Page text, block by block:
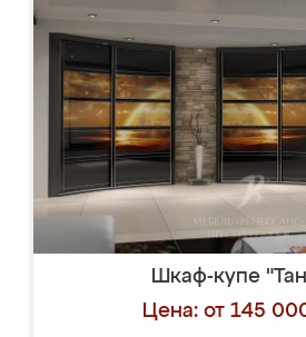
Шкаф-купе
Цена: от 145